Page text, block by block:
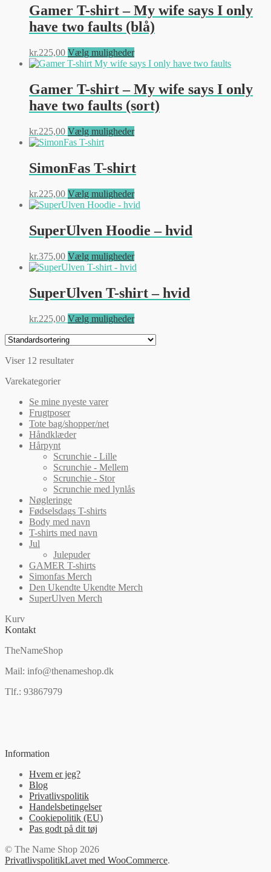
varesiden
flere
varianter.
Mulighederne
vælges
på
varesiden
Gamer T-shirt – My wife says I only
have two faults (blå)
kr.225,00 Vælg mulighederDette
vare
flere
varianter.
Mulighederne
vælges
på
Gamer T-shirt – My wife says I only
have two faults (sort)
kr.225,00 Vælg mulighederDette
flere
varianter.
kan
vælges
varesiden
SimonFas T-shirt
kr.225,00 Vælg mulighederDette
vare
flere
varianter.
kan
vælges
varesiden
SuperUlven Hoodie – hvid
kr.375,00 Vælg mulighederDette
vare
flere
varianter.
kan
vælges
på
SuperUlven T-shirt – hvid
kr.225,00 Vælg mulighederDette
Viser 12 resultater
Varekategorier
Se mine nyeste varer
Frugtposer
Tote bag/shopper/net
Håndklæder
Hårpynt
Scrunchie - Lille
Scrunchie - Mellem
Scrunchie - Stor
Scrunchie med lynlås
Nøgleringe
Fødselsdags T-shirts
Body med navn
T-shirts med navn
Jul
Julepuder
GAMER T-shirts
Simonfas Merch
Den Ukendte Ukendte Merch
SuperUlven Merch
Kurv
Kontakt
TheNameShop
Mail: info@thenameshop.dk
Tlf.: 93867979
Information
Hvem er jeg?
Blog
Privatlivspolitik
Handelsbetingelser
Cookiepolitik (EU)
Pas godt på dit tøj
© The Name Shop 2026
PrivatlivspolitikLavet med WooCommerce.